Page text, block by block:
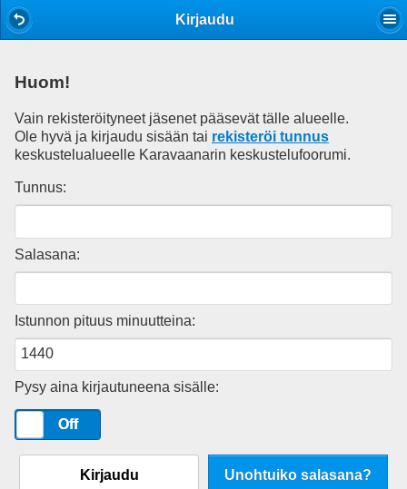
Kirjaudu
Huom!
Vain rekisteröityneet jäsenet pääsevät tälle alueelle.
Ole hyvä ja kirjaudu sisään tai rekisteröi tunnus
keskustelualueelle Karavaanarin keskustelufoorumi.
Tunnus:
Salasana:
Istunnon pituus minuutteina:
Pysy aina kirjautuneena sisälle:
Off
Kirjaudu Unohtuiko salasana?